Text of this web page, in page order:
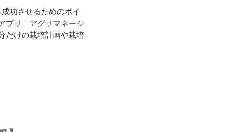
功させるためのポイ
プリ「アグリマネージ
だけの栽培計画や栽培